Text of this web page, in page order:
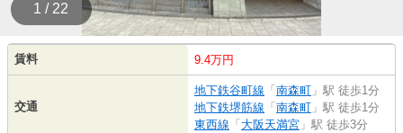
1 / 22
賃料 9.4万円
交通
地下鉄谷町線 「 南森町 」駅 徒歩1分
地下鉄堺筋線 「 南森町 」駅 徒歩1分
東西線 「 大阪天満宮 」駅 徒歩3分